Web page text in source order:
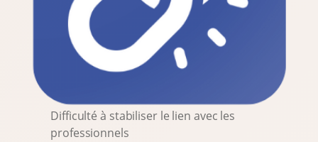
Difficulté à stabiliser le lien avec les
professionnels